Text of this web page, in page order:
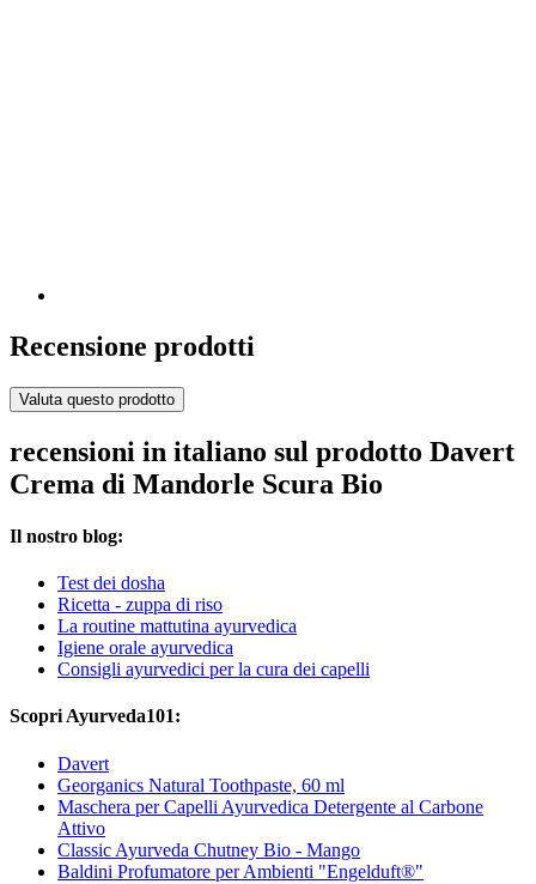
Recensione prodotti
Valuta questo prodotto
recensioni in italiano sul prodotto Davert
Crema di Mandorle Scura Bio
Il nostro blog:
Test dei dosha
Ricetta - zuppa di riso
La routine mattutina ayurvedica
Igiene orale ayurvedica
Consigli ayurvedici per la cura dei capelli
Scopri Ayurveda101:
Davert
Georganics Natural Toothpaste, 60 ml
Maschera per Capelli Ayurvedica Detergente al Carbone
Attivo
Classic Ayurveda Chutney Bio - Mango
Baldini Profumatore per Ambienti "Engelduft®"